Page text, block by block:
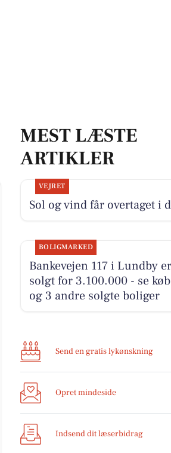
MEST LÆSTE
ARTIKLER
VEJRET
Sol og vind får overtaget i
BOLIGMARKED
Bankevejen 117 i Lundby er
solgt for 3.100.000 - se
og 3 andre solgte boliger
Send en gratis lykønskning
Opret mindeside
Indsend dit læserbidrag